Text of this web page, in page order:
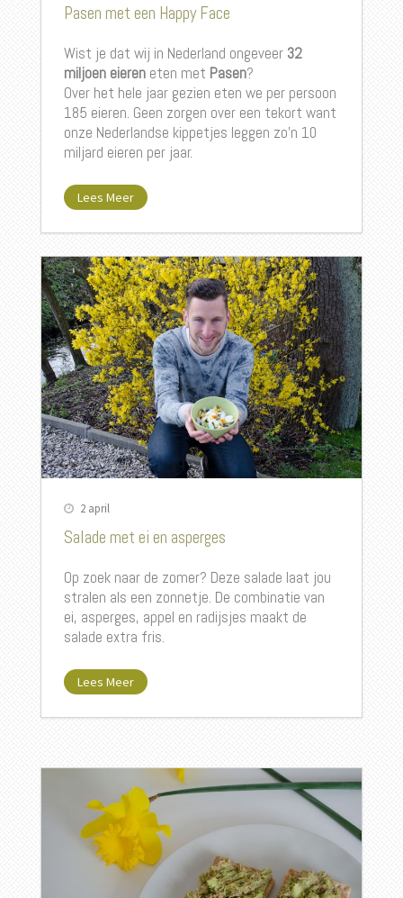
Pasen met een Happy Face
Wist je dat wij in Nederland ongeveer 32
miljoen eiereneten met Pasen?
Over het hele jaar gezien eten we per persoon
185 eieren. Geen zorgen over een tekort want
onze Nederlandse kippetjes leggen zo’n 10
miljard eieren per jaar.
Lees Meer
2 april
Salade met ei en asperges
Op zoek naar de zomer? Deze salade laat jou
stralen als een zonnetje. De combinatie van
ei, asperges, appel en radijsjes maakt de
salade extra fris.
Lees Meer